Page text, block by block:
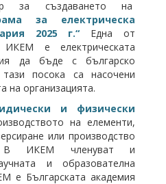
за създаването на
за електрическа
2025 г.“
Една от
е електрическата
да бъде с българско
посока са насочени
на организацията.
и физически
на елементи,
или производство
В ИКЕМ членуват и
и образователна
е Българската академия